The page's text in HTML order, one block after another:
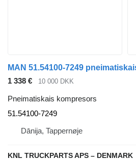
1 338 € 10 000 DKK
Pneimatiskais kompresors
51.54100-7249
Dānija, Tappernøje
KNL TRUCKPARTS APS – DENMARK